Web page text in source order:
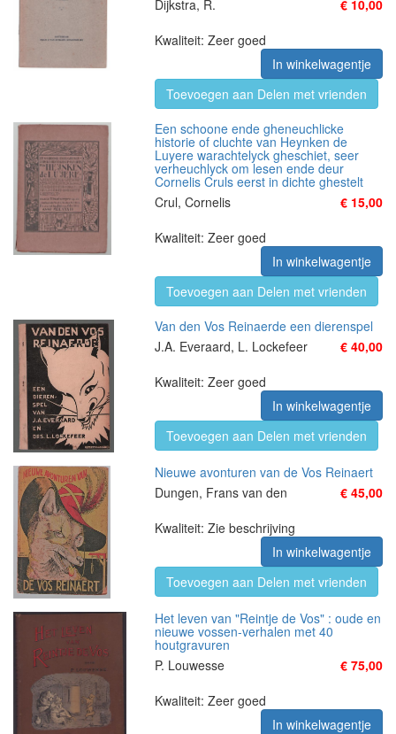
Dijkstra, R.
€ 10,00
Kwaliteit: Zeer goed
In winkelwagentje
Toevoegen aan Delen met vrienden
Een schoone ende gheneuchlicke
historie of cluchte van Heynken de
Luyere warachtelyck gheschiet, seer
verheuchlyck om lesen ende deur
Cornelis Cruls eerst in dichte ghestelt
Crul, Cornelis
€ 15,00
Kwaliteit: Zeer goed
In winkelwagentje
Toevoegen aan Delen met vrienden
Van den Vos Reinaerde een dierenspel
J.A. Everaard, L. Lockefeer
€ 40,00
Kwaliteit: Zeer goed
In winkelwagentje
Toevoegen aan Delen met vrienden
Nieuwe avonturen van de Vos Reinaert
Dungen, Frans van den
€ 45,00
Kwaliteit: Zie beschrijving
In winkelwagentje
Toevoegen aan Delen met vrienden
Het leven van "Reintje de Vos" : oude en
nieuwe vossen-verhalen met 40
houtgravuren
P. Louwesse
€ 75,00
Kwaliteit: Zeer goed
In winkelwagentje